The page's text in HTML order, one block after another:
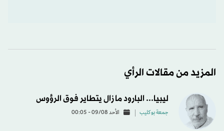
المزيد من مقالات الرأي
ليبيا... البارود ما زال يتطاير فوق الرؤوس
جمعة بوكليب الأحد 09/08 - 00:05